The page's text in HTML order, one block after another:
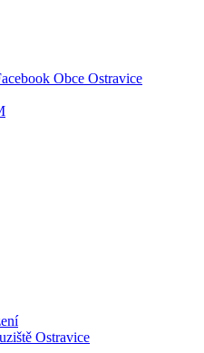
Obce Ostravice
Ostravice